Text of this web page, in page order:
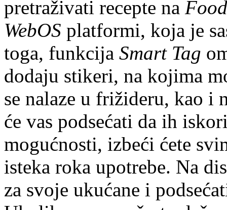
pretraživati recepte na
WebOS platformi, koja je
toga, funkcija Smart Tag
dodaju stikeri, na kojima
se nalaze u frižideru, kao i
će vas podsećati da ih
mogućnosti, izbeći ćete
isteka roka upotrebe. Na
za svoje ukućane i